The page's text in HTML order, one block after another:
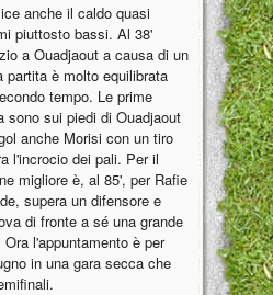
anche il caldo quasi
piuttosto bassi. Al 38'
a Ouadjaout a causa di un
è molto equilibrata
tempo. Le prime
sono sui piedi di Ouadjaout
anche Morisi con un tiro
l'incrocio dei pali. Per il
migliore è, al 85', per Rafie
supera un difensore e
di fronte a sé una grande
l'appuntamento è per
in una gara secca che